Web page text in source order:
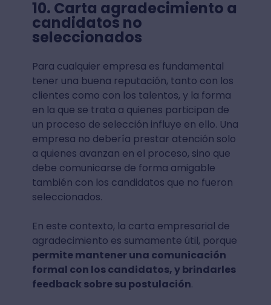
10. Carta agradecimiento a
candidatos no
seleccionados
Para cualquier empresa es fundamental
tener una buena reputación, tanto con los
clientes como con los talentos, y la forma
en la que se trata a quienes participan de
un proceso de selección influye en ello. Una
empresa no debería prestar atención solo
a quienes avanzan en el proceso, sino que
debe comunicarse de forma amigable
también con los candidatos que no fueron
seleccionados.
En este contexto, la carta empresarial de
agradecimiento es sumamente útil, porque
permite mantener una comunicación
formal con los candidatos, y brindarles
feedback sobre su postulación.